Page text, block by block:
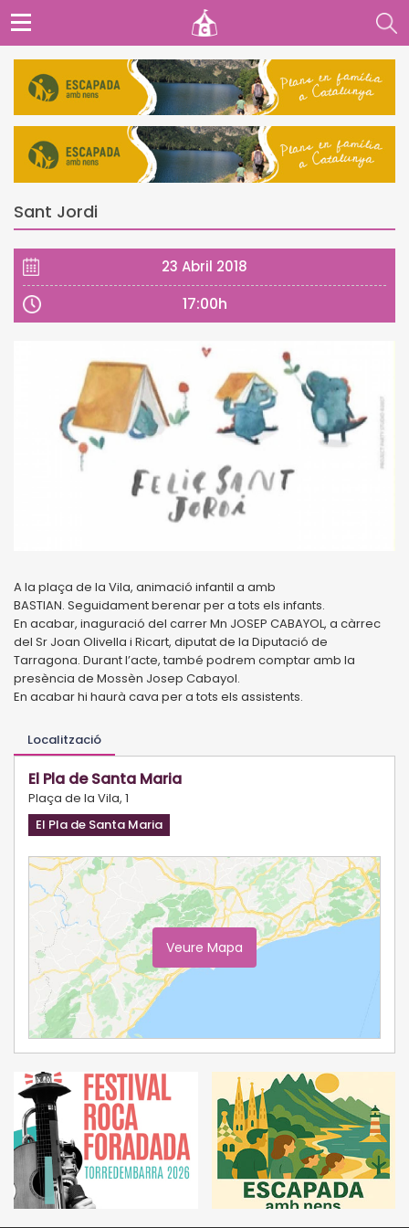
Sant Jordi
23 Abril 2018
17:00h
A la plaça de la Vila, animació infantil a amb
BASTIAN. Seguidament berenar per a tots els infants.
En acabar, inaguració del carrer Mn JOSEP CABAYOL, a càrrec
del Sr Joan Olivella i Ricart, diputat de la Diputació de
Tarragona. Durant l’acte, també podrem comptar amb la
presència de Mossèn Josep Cabayol.
En acabar hi haurà cava per a tots els assistents.
Localització
El Pla de Santa Maria
Plaça de la Vila, 1
El Pla de Santa Maria
Veure Mapa